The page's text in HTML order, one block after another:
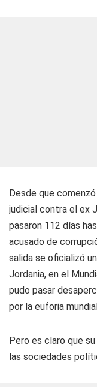
Desde que
judicial contra el ex
pasaron 112 días
acusado de
salida se oficializó
Jordania, en el
pudo pasar
por la euforia
Pero es claro que
las sociedades